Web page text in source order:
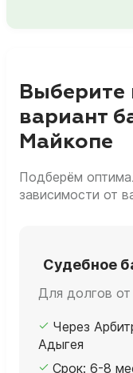
вариант
Майкопе
Подберём
зависимости от
Судебное
Для долгов
Через
Адыгея
Срок: 6-8